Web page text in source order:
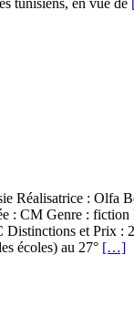
Réalisatrice : Olfa
: CM Genre : fiction
Distinctions et Prix :
écoles) au 27° […]